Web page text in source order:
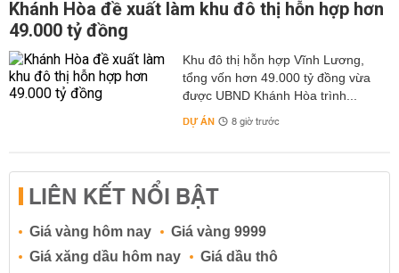
Khánh Hòa đề xuất làm khu đô thị hỗn hợp hơn
49.000 tỷ đồng
Khu đô thị hỗn hợp Vĩnh Lương,
tổng vốn hơn 49.000 tỷ đồng vừa
được UBND Khánh Hòa trình...
DỰ ÁN 8 giờ trước
LIÊN KẾT NỔI BẬT
Giá vàng hôm nay
Giá vàng 9999
Giá xăng dầu hôm nay
Giá dầu thô